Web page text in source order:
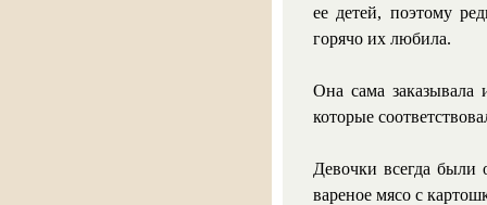
ее детей, поэтому
горячо их любила.
Она сама
которые
Девочки всегда были
вареное мясо с